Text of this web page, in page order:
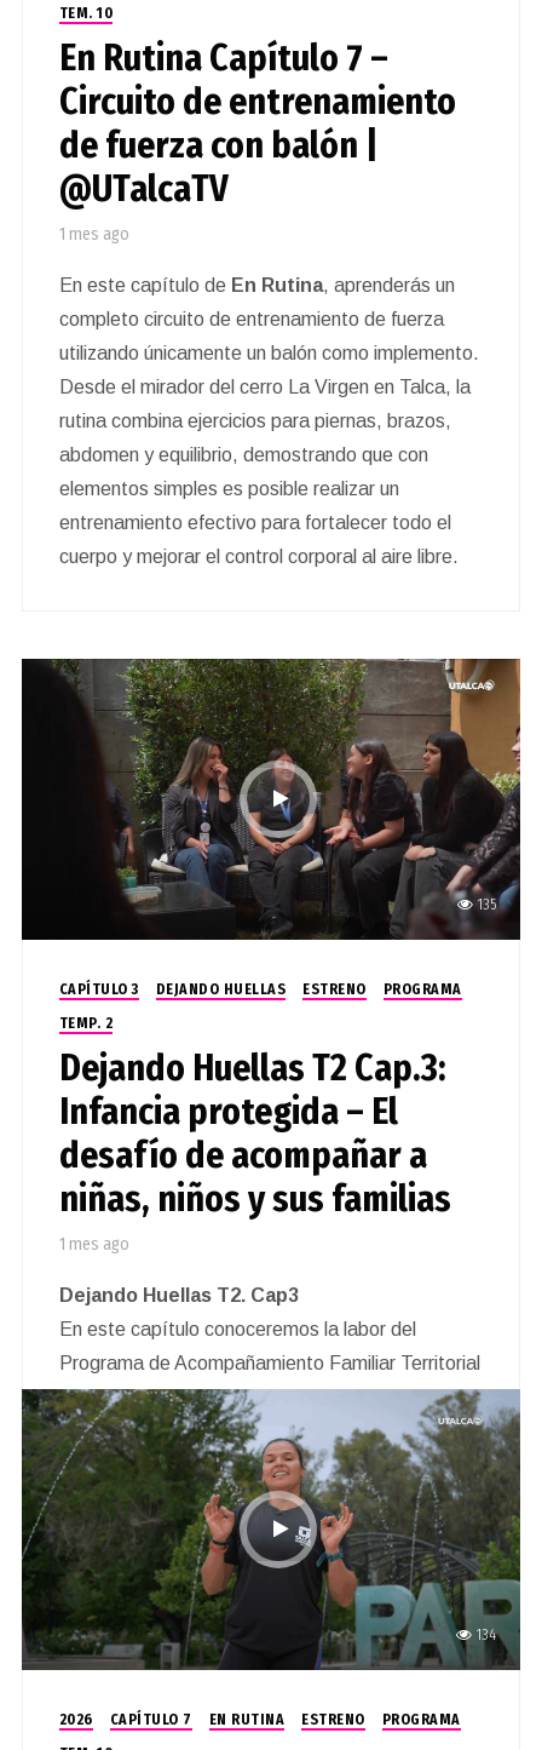
TEM. 10
En Rutina Capítulo 7 –
Circuito de entrenamiento
de fuerza con balón |
@UTalcaTV
1 mes ago
En este capítulo de En Rutina, aprenderás un
completo circuito de entrenamiento de fuerza
utilizando únicamente un balón como implemento.
Desde el mirador del cerro La Virgen en Talca, la
rutina combina ejercicios para piernas, brazos,
abdomen y equilibrio, demostrando que con
elementos simples es posible realizar un
entrenamiento efectivo para fortalecer todo el
cuerpo y mejorar el control corporal al aire libre.
135
CAPÍTULO 3 DEJANDO HUELLAS ESTRENO
PROGRAMA
TEMP. 2
Dejando Huellas T2 Cap.3:
Infancia protegida – El
desafío de acompañar a
niñas, niños y sus familias
1 mes ago
Dejando Huellas T2. Cap3
En este capítulo conoceremos la labor del
Programa de Acompañamiento Familiar Territorial
y Prevención Focalizada Nahuen, en San
Clemente. Además, veremos el aporte de
estudiantes de la Universidad de Talca, quienes
desarrollaron iniciativas de autocuidado dirigidas
a los equipos profesionales.
134
2026 CAPÍTULO 7 EN RUTINA ESTRENO
PROGRAMA